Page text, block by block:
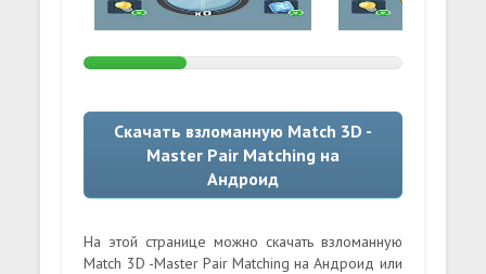
Скачать взломанную Match 3D -
Master Pair Matching на
Андроид
На этой странице можно скачать взломанную
Match 3D -Master Pair Matching на Андроид или